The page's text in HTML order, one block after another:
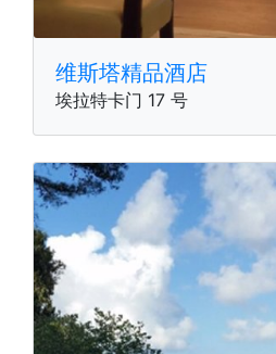
维斯塔精品酒店
埃拉特卡门 17 号